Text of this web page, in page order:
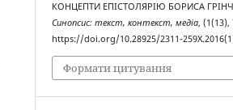
КОНЦЕПТИ ЕПІСТОЛЯРІЮ БОРИСА
Синопсис: текст, контекст, медіа, (1(13),
https://doi.org/10.28925/2311-
Формати цитування